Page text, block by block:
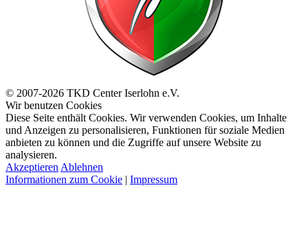
© 2007-2026 TKD Center Iserlohn e.V.
Wir benutzen Cookies
Diese Seite enthält Cookies. Wir verwenden Cookies, um Inhalte
und Anzeigen zu personalisieren, Funktionen für soziale Medien
anbieten zu können und die Zugriffe auf unsere Website zu
analysieren.
Akzeptieren Ablehnen
Informationen zum Cookie | Impressum